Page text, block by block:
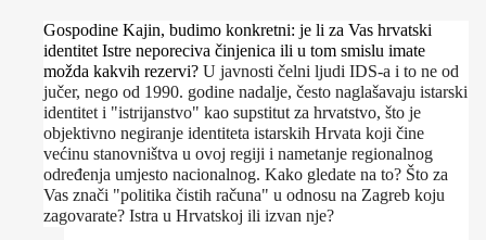
Gospodine Kajin, budimo konkretni: je li za Vas hrvatski
identitet Istre neporeciva činjenica ili u tom smislu imate
možda kakvih rezervi? U javnosti čelni ljudi IDS-a i to ne od
jučer, nego od 1990. godine nadalje, često naglašavaju istarski
identitet i "istrijanstvo" kao supstitut za hrvatstvo, što je
objektivno negiranje identiteta istarskih Hrvata koji čine
većinu stanovništva u ovoj regiji i nametanje regionalnog
određenja umjesto nacionalnog. Kako gledate na to? Što za
Vas znači "politika čistih računa" u odnosu na Zagreb koju
zagovarate? Istra u Hrvatskoj ili izvan nje?